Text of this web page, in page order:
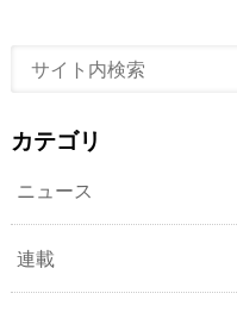
カテゴリ
ニュース
連載